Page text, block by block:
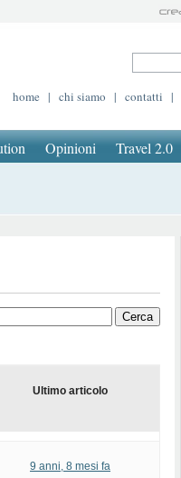
home | chi siamo | contatti |
Opinioni Travel 2.0
Ultimo articolo
9 anni, 8 mesi fa